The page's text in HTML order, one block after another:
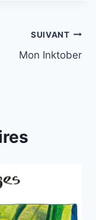
SUIVANT
Mon Inktober